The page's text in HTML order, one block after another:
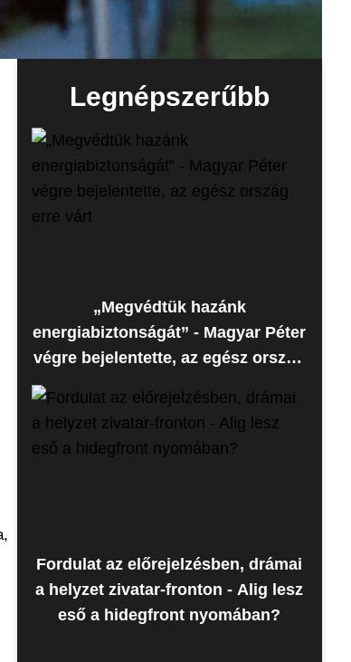
Legnépszerűbb
„Megvédtük hazánk
energiabiztonságát” - Magyar Péter
végre bejelentette, az egész ország
Fordulat az előrejelzésben, drámai
a helyzet zivatar-fronton - Alig lesz
eső a hidegfront nyomában?